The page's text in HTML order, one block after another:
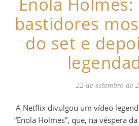
bastidores
do set e
22 de setembro de
A Netflix divulgou um vídeo legendado de bastidores de
“Enola Holmes”, que, na véspera